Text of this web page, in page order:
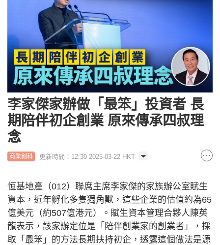
李家傑家辦做「最笨」投資者 長
期陪伴初企創業 原來傳承四叔理
念
商業創科 更新時間：12:39 2025-03-22 HKT
恒基地產（012）聯席主席李家傑的家族辦公室賦生
資本，近年孵化多隻獨角獸，這些企業的估值約為65
億美元（約507億港元）。賦生資本管理合夥人陳英
龍表示，該家辦定位是「陪伴創業家的創業者」，採
取「最笨」的方法長期扶持初企，透露這個做法是源